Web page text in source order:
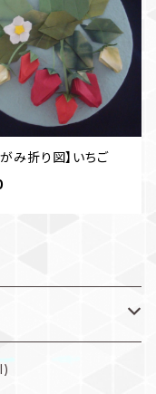
がみ折り図】いちご